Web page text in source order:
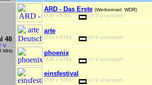
48
V
MHz
ARD - Das Erste (Werbeinsel: WDR)
(720 x 576i)
16:9 anamorph
arte
(720 x 576i) 16:9 anamorph
phoenix
(720 x 576i) 16:9 anamorph
einsfestival
(720 x 576i) 16:9 anamorph